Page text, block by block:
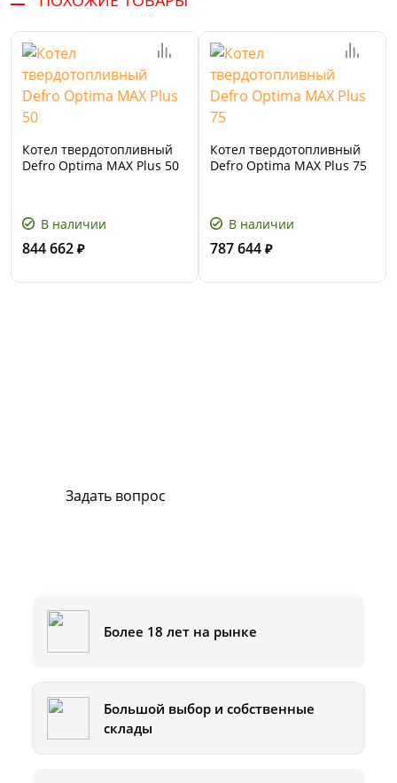
Котел твердотопливный
Defro Optima MAX Plus 50
В наличии
844 662 ₽
Котел твердотопливный
Defro Optima MAX Plus 75
В наличии
787 644 ₽
Задать вопрос
Более 18 лет на рынке
Большой выбор и собственные
склады